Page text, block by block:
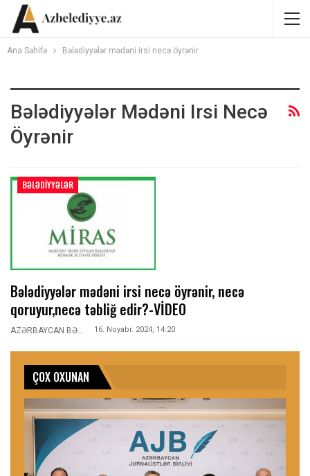
Ana Səhifə Bələdiyyələr mədəni irsi necə öyrənir
Bələdiyyələr Mədəni Irsi Necə
Öyrənir
BƏLƏDIYYƏLƏR
Bələdiyyələr mədəni irsi necə öyrənir, necə
qoruyur,necə təbliğ edir?-VİDEO
16. Noyabr. 2024, 14:20
ÇOX OXUNAN